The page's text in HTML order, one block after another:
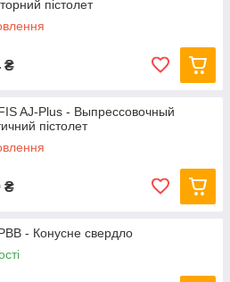
пістолет
₴
AJ-Plus - Выпрессовочный
пістолет
₴
- Конусне свердло